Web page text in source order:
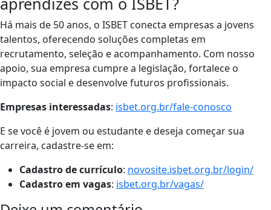
Há mais de 50 anos, o ISBET conecta empresas a jovens
talentos, oferecendo soluções completas em
recrutamento, seleção e acompanhamento. Com nosso
apoio, sua empresa cumpre a legislação, fortalece o
impacto social e desenvolve futuros profissionais.
Empresas interessadas: isbet.org.br/fale-conosco
E se você é jovem ou estudante e deseja começar sua
carreira, cadastre-se em:
Cadastro de currículo: novosite.isbet.org.br/login/
Cadastro em vagas: isbet.org.br/vagas/